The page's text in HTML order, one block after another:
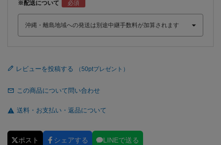
※配送について
レビューを投稿する
この商品について問い合わせ
送料・お支払い・返品について
ポスト シェアする LINEで送る